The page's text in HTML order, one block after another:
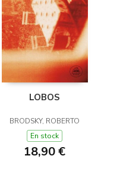
LOBOS
BRODSKY, ROBERTO
En stock
18,90 €